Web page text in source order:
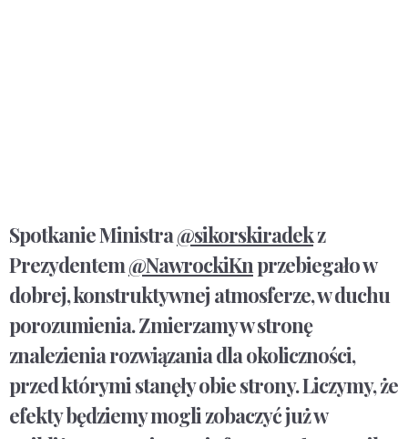
Spotkanie Ministra@sikorskiradekz
Prezydentem@NawrockiKnprzebiegało w
dobrej, konstruktywnej atmosferze, w duchu
porozumienia. Zmierzamy w stronę
znalezienia rozwiązania dla okoliczności,
przed którymi stanęły obie strony. Liczymy, że
efekty będziemy mogli zobaczyć już w